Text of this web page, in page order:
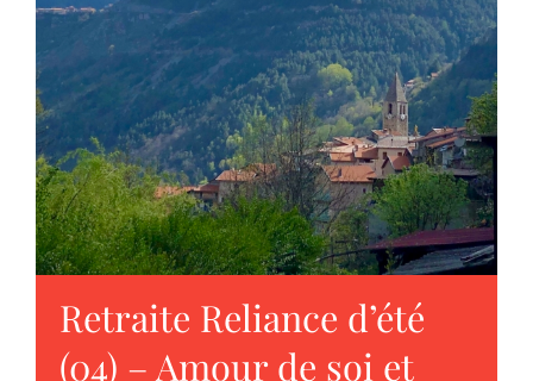
Retraite Reliance d’été
(04) – Amour de soi et